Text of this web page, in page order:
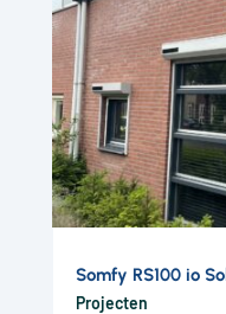
Somfy RS100 io
Projecten